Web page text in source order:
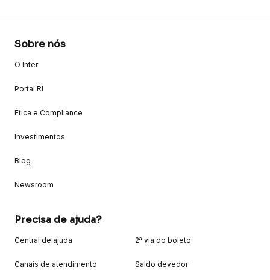
Sobre nós
O Inter
Portal RI
Ética e Compliance
Investimentos
Blog
Newsroom
Precisa de ajuda?
Central de ajuda
Canais de atendimento
2ª via do boleto
Saldo devedor